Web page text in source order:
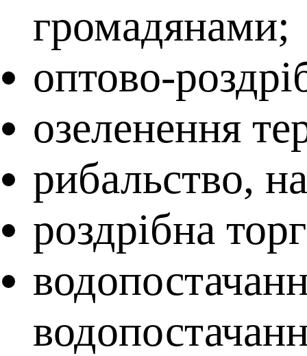
громадянами;
оптово-
озеленення
рибальство,
роздрібна